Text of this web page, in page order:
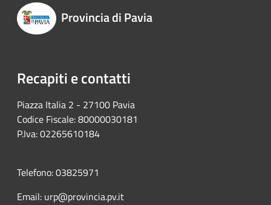
Provincia di Pavia
Recapiti e contatti
Piazza Italia 2 - 27100 Pavia
Codice Fiscale: 80000030181
P.Iva: 02265610184
Telefono: 03825971
Email: urp@provincia.pv.it